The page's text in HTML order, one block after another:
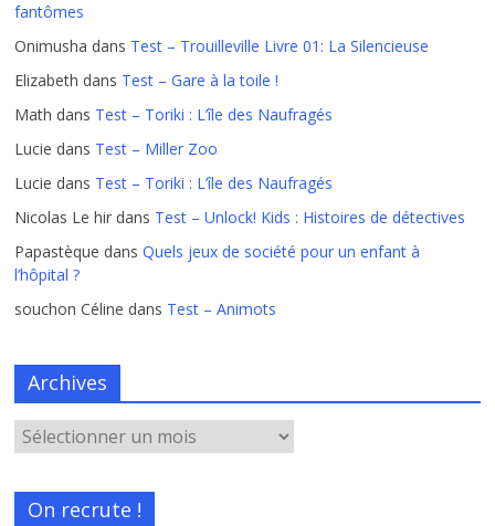
fantômes
Onimusha dans Test – Trouilleville Livre 01: La Silencieuse
Elizabeth dans Test – Gare à la toile !
Math dans Test – Toriki : L’île des Naufragés
Lucie dans Test – Miller Zoo
Lucie dans Test – Toriki : L’île des Naufragés
Nicolas Le hir dans Test – Unlock! Kids : Histoires de détectives
Papastèque dansQuels jeux de société pour un enfant à
l’hôpital ?
souchon Céline dans Test – Animots
Archives
On recrute !